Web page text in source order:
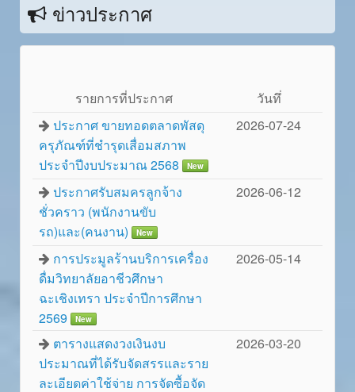
ข่าวประกาศ
รายการที่ประกาศ
วันทึ่
ประกาศ ขายทอดตลาดพัสดุ
ครุภัณฑ์ที่ชำรุดเสื่อมสภาพ
ประจำปีงบประมาณ 2568
New
2026-07-24
ประกาศรับสมครลูกจ้าง
ชั่วคราว (พนักงานขับ
รถ)และ(คนงาน)
New
2026-06-12
การประมูลร้านบริการเครื่อง
ดื่มวิทยาลัยอาชีวศึกษา
ฉะเชิงเทรา ประจำปีการศึกษา
2569
New
2026-05-14
ตารางแสดงวงเงินงบ
ประมาณที่ได้รับจัดสรรและราย
ละเอียดค่าใช้จ่าย การจัดซื้อจัด
2026-03-20